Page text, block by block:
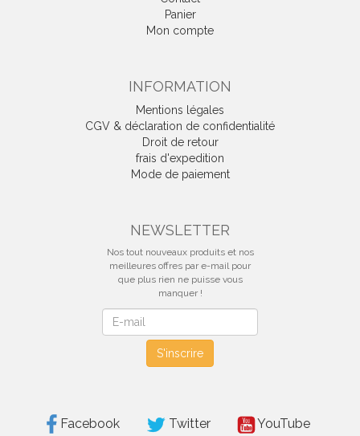
Panier
Mon compte
INFORMATION
Mentions légales
CGV & déclaration de confidentialité
Droit de retour
frais d'expedition
Mode de paiement
NEWSLETTER
Nos tout nouveaux produits et nos
meilleures offres par e-mail pour
que plus rien ne puisse vous
manquer !
S'inscrire
Facebook Twitter YouTube